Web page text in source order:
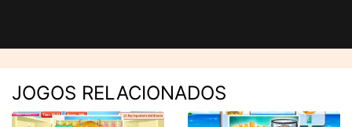
JOGOS RELACIONADOS